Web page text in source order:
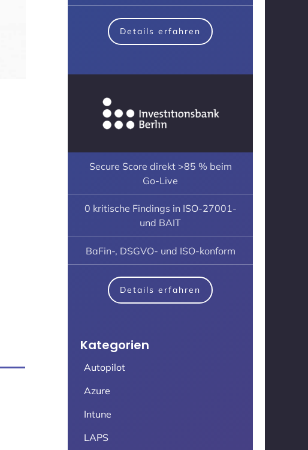
Details erfahren
Secure Score direkt >85 % beim
Go-Live
0 kritische Findings in ISO-27001-
und BAIT
BaFin-, DSGVO- und ISO-konform
Details erfahren
Kategorien
Autopilot
Azure
Intune
LAPS